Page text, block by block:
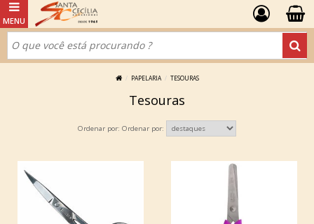
PAPELARIA TESOURAS
Tesouras
Ordenar por: